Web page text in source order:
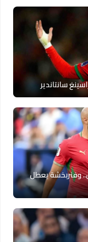
سانتاندير
وفنربخشة يعطل